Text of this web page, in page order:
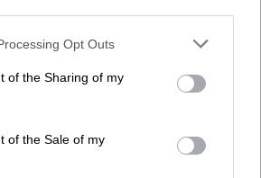
website/app uses one or more Google
or usage behaviour. You may click to
to Google and its third-party tags to
specified purposes in below Google
Opt Outs
of the Sharing of my
of the Sale of my
απογείωση του αεροπλάνου
τράβηξαν τα κλείστρα
και άρχισαν να σκοτώνουν.
ο διαβόητος
Γιάχια, ήταν ένας
ισλαμιστής έχοντας